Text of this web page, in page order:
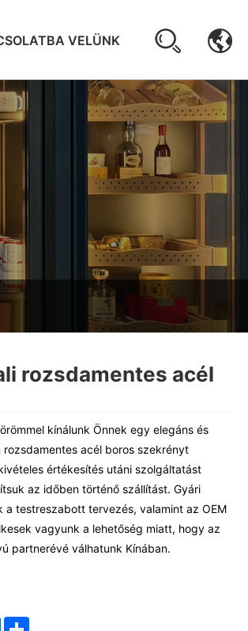
VELÜNK
rozsdamentes acél
kínálunk Önnek egy elegáns és
rozsdamentes acél boros szekrényt
értékesítés utáni szolgáltatást
az időben történő szállítást. Gyári
testreszabott tervezés, valamint az OEM
vagyunk a lehetőség miatt, hogy az
partnerévé válhatunk Kínában.
LinkedInShare